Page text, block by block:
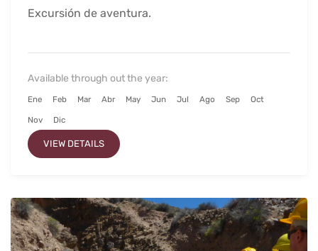
Excursión de aventura.
Available through out the year:
Ene Feb Mar Abr May Jun Jul Ago Sep Oct
Nov Dic
VIEW DETAILS